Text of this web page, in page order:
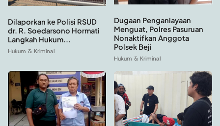
Dilaporkan ke Polisi RSUD
dr. R. Soedarsono Hormati
Langkah Hukum...
Hukum & Kriminal
Dugaan Penganiayaan
Menguat, Polres Pasuruan
Nonaktifkan Anggota
Polsek Beji
Hukum & Kriminal